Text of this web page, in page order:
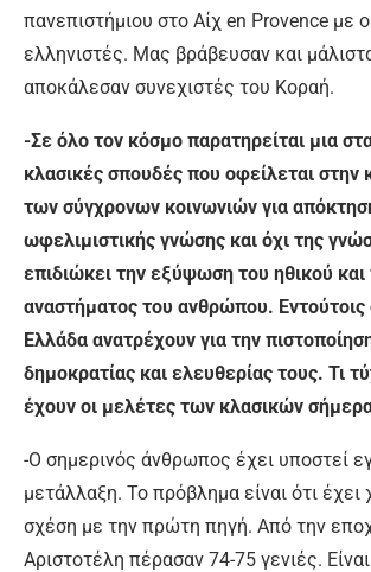
πανεπιστήμιου στο Αίχ en Provence με
ελληνιστές. Μας βράβευσαν και
αποκάλεσαν συνεχιστές του Κοραή.
-Σε όλο τον κόσμο παρατηρείται μια
κλασικές σπουδές που οφείλεται στην
των σύγχρονων κοινωνιών για
ωφελιμιστικής γνώσης και όχι της
επιδιώκει την εξύψωση του ηθικού και
αναστήματος του ανθρώπου. Εντούτοις
Ελλάδα ανατρέχουν για την
δημοκρατίας και ελευθερίας τους. Τι
έχουν οι μελέτες των κλασικών
-Ο σημερινός άνθρωπος έχει υποστεί
μετάλλαξη. Το πρόβλημα είναι ότι έχει
σχέση με την πρώτη πηγή. Από την
Αριστοτέλη πέρασαν 74-75 γενιές.